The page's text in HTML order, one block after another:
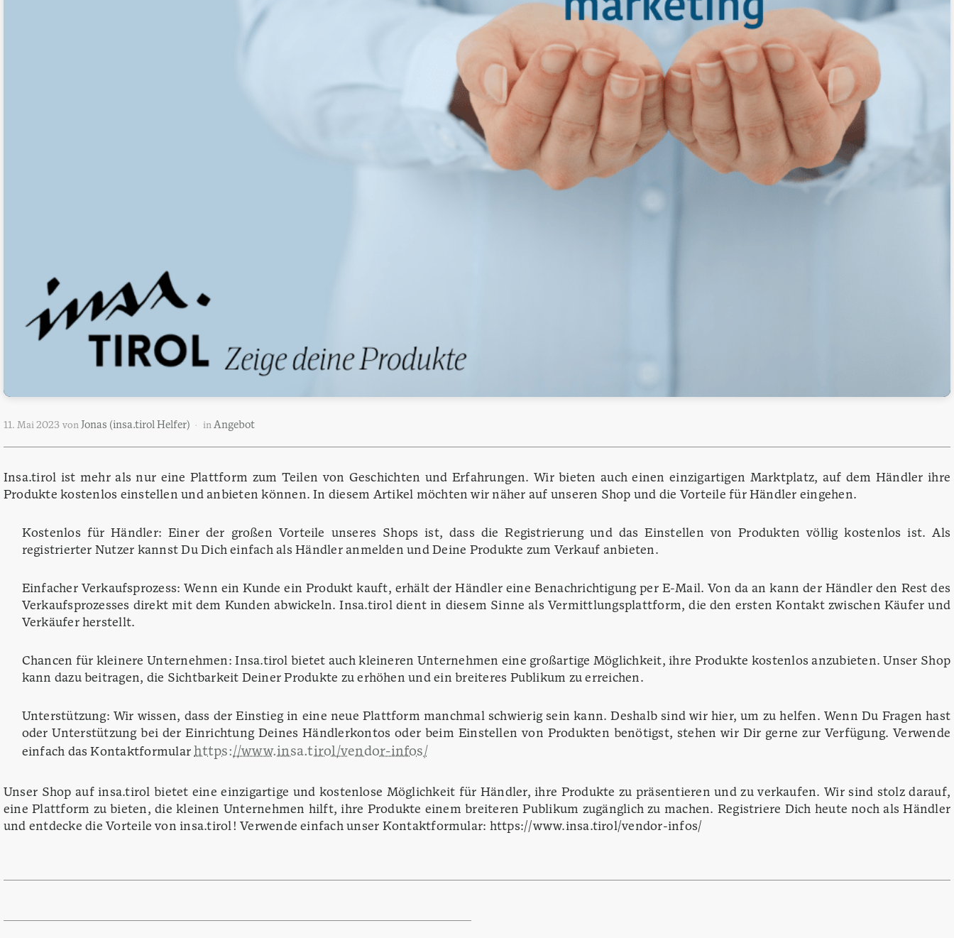
11. Mai 2023 von Jonas (insa.tirol Helfer) in Angebot
Insa.tirol ist mehr als nur eine Plattform zum Teilen von Geschichten und Erfahrungen. Wir bieten auch einen einzigartigen Marktplatz, auf dem Händler ihre
Produkte kostenlos einstellen und anbieten können. In diesem Artikel möchten wir näher auf unseren Shop und die Vorteile für Händler eingehen.
Kostenlos für Händler: Einer der großen Vorteile unseres Shops ist, dass die Registrierung und das Einstellen von Produkten völlig kostenlos ist. Als
registrierter Nutzer kannst Du Dich einfach als Händler anmelden und Deine Produkte zum Verkauf anbieten.
Einfacher Verkaufsprozess: Wenn ein Kunde ein Produkt kauft, erhält der Händler eine Benachrichtigung per E-Mail. Von da an kann der Händler den Rest des
Verkaufsprozesses direkt mit dem Kunden abwickeln. Insa.tirol dient in diesem Sinne als Vermittlungsplattform, die den ersten Kontakt zwischen Käufer und
Verkäufer herstellt.
Chancen für kleinere Unternehmen: Insa.tirol bietet auch kleineren Unternehmen eine großartige Möglichkeit, ihre Produkte kostenlos anzubieten. Unser Shop
kann dazu beitragen, die Sichtbarkeit Deiner Produkte zu erhöhen und ein breiteres Publikum zu erreichen.
Unterstützung: Wir wissen, dass der Einstieg in eine neue Plattform manchmal schwierig sein kann. Deshalb sind wir hier, um zu helfen. Wenn Du Fragen hast
oder Unterstützung bei der Einrichtung Deines Händlerkontos oder beim Einstellen von Produkten benötigst, stehen wir Dir gerne zur Verfügung. Verwende
einfach das Kontaktformularhttps://www.insa.tirol/vendor-infos/
Unser Shop auf insa.tirol bietet eine einzigartige und kostenlose Möglichkeit für Händler, ihre Produkte zu präsentieren und zu verkaufen. Wir sind stolz darauf,
eine Plattform zu bieten, die kleinen Unternehmen hilft, ihre Produkte einem breiteren Publikum zugänglich zu machen. Registriere Dich heute noch als Händler
und entdecke die Vorteile von insa.tirol! Verwende einfach unser Kontaktformular: https://www.insa.tirol/vendor-infos/